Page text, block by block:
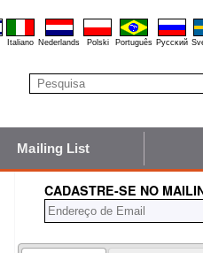
Italiano Nederlands Polski Português Pyccĸий
Mailing List
CADASTRE-SE NO